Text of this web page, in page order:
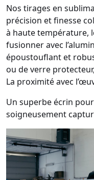
Nos tirages en
précision et finesse
à haute température,
fusionner avec
époustouflant et
ou de verre
La proximité avec
Un superbe écrin
soigneusement